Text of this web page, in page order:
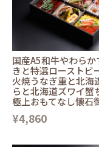
国産A5和牛やわらか
きと特選ローストビ
火焼うなぎ重と北海
らと北海道ズワイ蟹
極上おもてなし懐石
¥4,860